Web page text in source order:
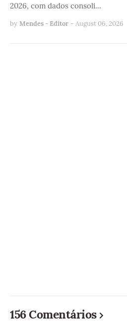
2026, com dados consoli…
by Mendes - Editor - August 06, 2026
156 Comentários